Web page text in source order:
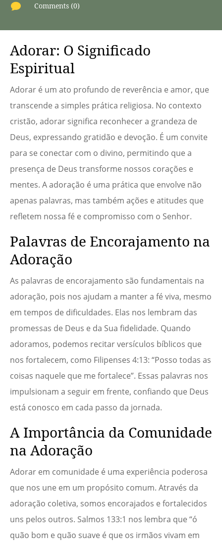
 Comments (0)
Adorar: O Significado
Espiritual
Adorar é um ato profundo de reverência e amor, que
transcende a simples prática religiosa. No contexto
cristão, adorar significa reconhecer a grandeza de
Deus, expressando gratidão e devoção. É um convite
para se conectar com o divino, permitindo que a
presença de Deus transforme nossos corações e
mentes. A adoração é uma prática que envolve não
apenas palavras, mas também ações e atitudes que
refletem nossa fé e compromisso com o Senhor.
Palavras de Encorajamento na
Adoração
As palavras de encorajamento são fundamentais na
adoração, pois nos ajudam a manter a fé viva, mesmo
em tempos de dificuldades. Elas nos lembram das
promessas de Deus e da Sua fidelidade. Quando
adoramos, podemos recitar versículos bíblicos que
nos fortalecem, como Filipenses 4:13: “Posso todas as
coisas naquele que me fortalece”. Essas palavras nos
impulsionam a seguir em frente, confiando que Deus
está conosco em cada passo da jornada.
A Importância da Comunidade
na Adoração
Adorar em comunidade é uma experiência poderosa
que nos une em um propósito comum. Através da
adoração coletiva, somos encorajados e fortalecidos
uns pelos outros. Salmos 133:1 nos lembra que “ó
quão bom e quão suave é que os irmãos vivam em